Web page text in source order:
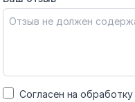
Согласен на обработку